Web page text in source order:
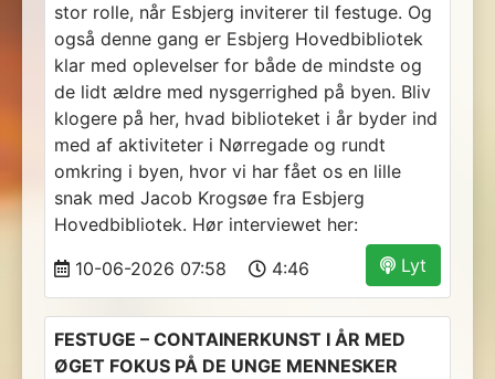
stor rolle, når Esbjerg inviterer til festuge. Og
også denne gang er Esbjerg Hovedbibliotek
klar med oplevelser for både de mindste og
de lidt ældre med nysgerrighed på byen. Bliv
klogere på her, hvad biblioteket i år byder ind
med af aktiviteter i Nørregade og rundt
omkring i byen, hvor vi har fået os en lille
snak med Jacob Krogsøe fra Esbjerg
Hovedbibliotek. Hør interviewet her:
Lyt
10-06-2026 07:58 4:46
FESTUGE – CONTAINERKUNST I ÅR MED
ØGET FOKUS PÅ DE UNGE MENNESKER